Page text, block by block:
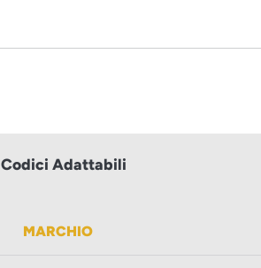
Codici Adattabili
MARCHIO